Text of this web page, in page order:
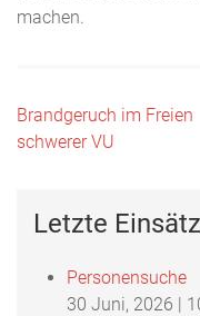
machen.
Brandgeruch im Freien
schwerer VU
Letzte
Personensuche
30 Juni, 2026 |